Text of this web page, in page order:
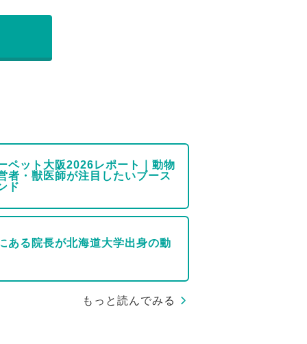
ペット大阪2026レポート｜動物
者・獣医師が注目したいブース
ド
ある院長が北海道大学出身の動
もっと読んでみる